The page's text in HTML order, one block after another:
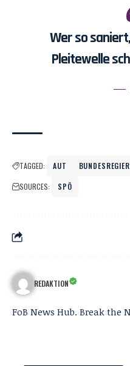
Wer so
Pleitewelle
TAGGED: AUT
SOURCES:
SPÖ
REDAKTION
FoB News Hub. Break the